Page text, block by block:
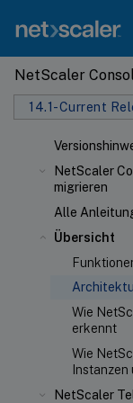
NetScaler
14.1-Current
NetScaler
migrieren
Alle
Übersicht
Wie
erkennt
Wie
NetScaler